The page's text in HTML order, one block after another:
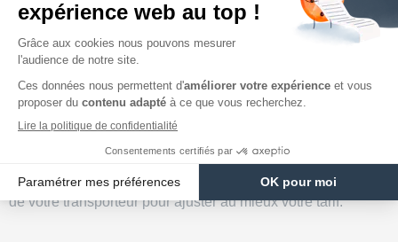
Nostransporteurslivrent exclusivement en France et Europe
Continental. En tant que spécialiste du transport dans
l’Anjou, vous pouvez effectuer une
N’hésitez pas à indiquer le lieu de départ et de destination
de votre transporteur pour ajuster au mieux votre tarif.